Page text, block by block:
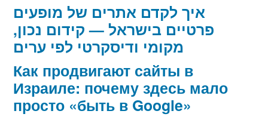
איך לקדם אתרים של מופעים
פרטיים בישראל — קידום נכון,
מקומי ודיסקרטי לפי ערים
Как продвигают сайты в
Израиле: почему здесь мало
просто «быть в Google»